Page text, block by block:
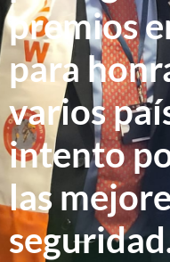
premios
para
varios
intento
las